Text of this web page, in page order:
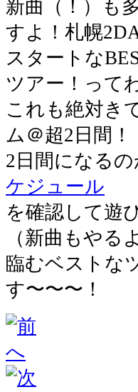
新曲（！）も
すよ！札幌
スタートな
ツアー！って
これも絶対き
ム＠超2日間！
2日間になる
ケジュール
を確認して遊
（新曲もやる
臨むベストな
す〜〜〜！